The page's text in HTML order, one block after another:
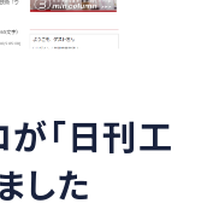
「日刊工
した